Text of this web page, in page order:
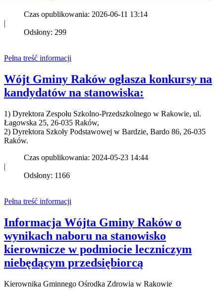
Czas opublikowania: 2026-06-11 13:14
|
Odsłony: 299
Pełna treść informacji
Wójt Gminy Raków ogłasza konkursy na
kandydatów na stanowiska:
1) Dyrektora Zespołu Szkolno-Przedszkolnego w Rakowie, ul.
Łagowska 25, 26-035 Raków,
2) Dyrektora Szkoły Podstawowej w Bardzie, Bardo 86, 26-035
Raków.
Czas opublikowania: 2024-05-23 14:44
|
Odsłony: 1166
Pełna treść informacji
Informacja Wójta Gminy Raków o
wynikach naboru na stanowisko
kierownicze w podmiocie leczniczym
niebędącym przedsiębiorcą
Kierownika Gminnego Ośrodka Zdrowia w Rakowie